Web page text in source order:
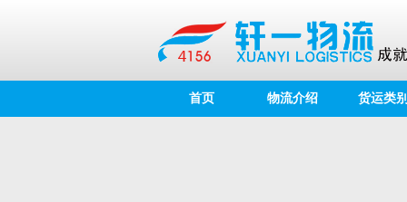
首页 物流介绍 货运类别